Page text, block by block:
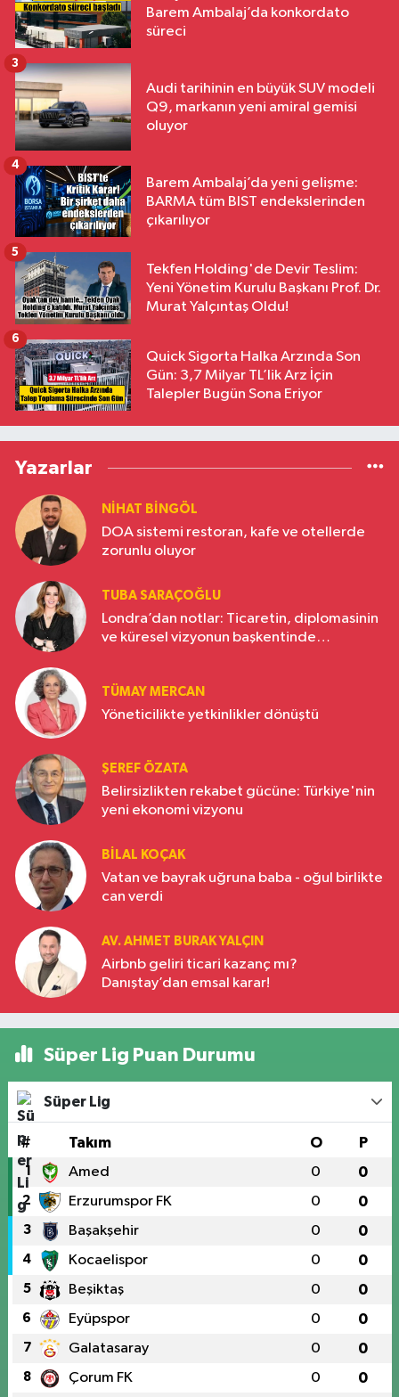
Barem Ambalaj’da konkordato
süreci
Audi tarihinin en büyük SUV modeli
Q9, markanın yeni amiral gemisi
oluyor
3
Barem Ambalaj’da yeni gelişme:
BARMA tüm BIST endekslerinden
çıkarılıyor
4
Tekfen Holding'de Devir Teslim:
Yeni Yönetim Kurulu Başkanı Prof. Dr.
Murat Yalçıntaş Oldu!
5
Quick Sigorta Halka Arzında Son
Gün: 3,7 Milyar TL’lik Arz İçin
Talepler Bugün Sona Eriyor
6
Yazarlar
NIHAT BINGÖL
DOA sistemi restoran, kafe ve otellerde
zorunlu oluyor
TUBA SARAÇOĞLU
Londra’dan notlar: Ticaretin, diplomasinin
ve küresel vizyonun başkentinde
TÜMAY MERCAN
Yöneticilikte yetkinlikler dönüştü
ŞEREF ÖZATA
Belirsizlikten rekabet gücüne: Türkiye'nin
yeni ekonomi vizyonu
BILAL KOÇAK
Vatan ve bayrak uğruna baba - oğul birlikte
can verdi
AV. AHMET BURAK YALÇIN
Airbnb geliri ticari kazanç mı?
Danıştay’dan emsal karar!
Süper Lig Puan Durumu
Süper Lig
# Takım O P
1 Amed 0 0
2 Erzurumspor FK 0 0
3 Başakşehir 0 0
4 Kocaelispor 0 0
5 Beşiktaş 0 0
6 Eyüpspor 0 0
7 Galatasaray 0 0
8 Çorum FK 0 0